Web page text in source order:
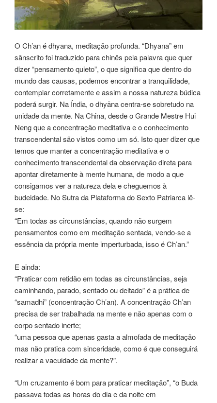
O Ch’an é dhyana, meditação profunda. “Dhyana” em
sânscrito foi traduzido para chinês pela palavra que quer
dizer “pensamento quieto”, o que significa que dentro do
mundo das causas, podemos encontrar a tranquilidade,
contemplar corretamente e assim a nossa natureza búdica
poderá surgir. Na Índia, o dhyāna centra-se sobretudo na
unidade da mente. Na China, desde o Grande Mestre Hui
Neng que a concentração meditativa e o conhecimento
transcendental são vistos como um só. Isto quer dizer que
temos que manter a concentração meditativa e o
conhecimento transcendental da observação direta para
apontar diretamente à mente humana, de modo a que
consigamos ver a natureza dela e cheguemos à
budeidade. No Sutra da Plataforma do Sexto Patriarca lê-
se:
“Em todas as circunstâncias, quando não surgem
pensamentos como em meditação sentada, vendo-se a
essência da própria mente imperturbada, isso é Ch’an.”
E ainda:
“Praticar com retidão em todas as circunstâncias, seja
caminhando, parado, sentado ou deitado” é a prática de
“samadhi” (concentração Ch’an). A concentração Ch’an
precisa de ser trabalhada na mente e não apenas com o
corpo sentado inerte;
“uma pessoa que apenas gasta a almofada de meditação
mas não pratica com sinceridade, como é que conseguirá
realizar a vacuidade da mente?”.
“Um cruzamento é bom para praticar meditação”, “o Buda
passava todas as horas do dia e da noite em